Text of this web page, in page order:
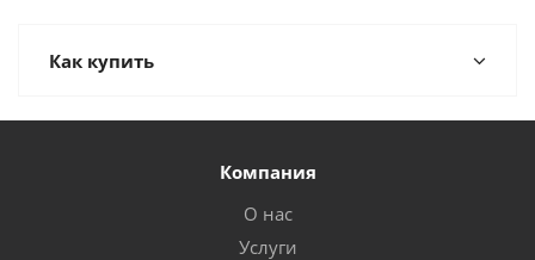
Как купить
Компания
О нас
Услуги